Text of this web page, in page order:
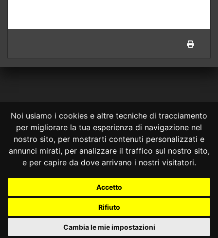
Noi usiamo i cookies e altre tecniche di tracciamento
per migliorare la tua esperienza di navigazione nel
nostro sito, per mostrarti contenuti personalizzati e
annunci mirati, per analizzare il traffico sul nostro sito,
e per capire da dove arrivano i nostri visitatori.
Accetto
Rifiuto
Cambia le mie impostazioni
CONSULTA ONLINE DAL 1995 -NOTE LEGALI
Consulta OnLine non ha prodotto e non è responsabile per i contenuti e
le informazioni legali di siti collegati.
costituisce una relazione di consulenza legale.
Nessuno deve confidare o agire in base alle informazioni disponibili in
info@giurcost.org| Giurisprudenza Costituzionale|
Consulta OnLine| @giurcost